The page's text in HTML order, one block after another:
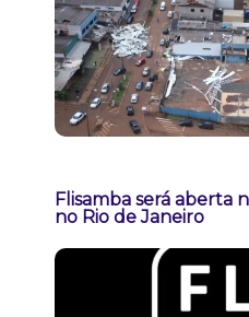
Flisamba será aberta
no Rio de Janeiro